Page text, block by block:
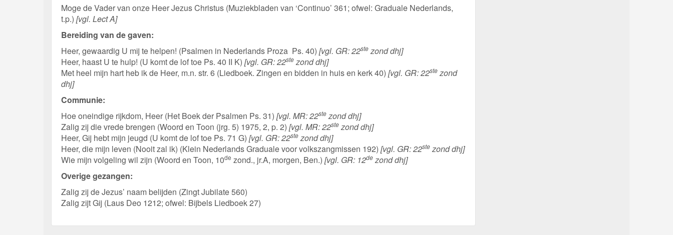
Moge de Vader van onze Heer Jezus Christus (Muziekbladen van ‘Continuo’ 361; ofwel: Graduale Nederlands,
t.p.) [vgl. Lect A]
Bereiding van de gaven:
Heer, gewaardig U mij te helpen! (Psalmen in Nederlands Proza Ps. 40) [vgl. GR: 22stezond dhj]
Heer, haast U te hulp! (U komt de lof toe Ps. 40 II K) [vgl. GR: 22stezond dhj]
Met heel mijn hart heb ik de Heer, m.n. str. 6 (Liedboek. Zingen en bidden in huis en kerk 40) [vgl. GR: 22stezond
dhj]
Communie:
Hoe oneindige rijkdom, Heer (Het Boek der Psalmen Ps. 31) [vgl. MR: 22stezond dhj]
Zalig zij die vrede brengen (Woord en Toon (jrg. 5) 1975, 2, p. 2) [vgl. MR: 22stezond dhj]
Heer, Gij hebt mijn jeugd (U komt de lof toe Ps. 71 G) [vgl. GR: 22stezond dhj]
Heer, die mijn leven (Nooit zal ik) (Klein Nederlands Graduale voor volkszangmissen 192) [vgl. GR: 22stezond dhj]
Wie mijn volgeling wil zijn (Woord en Toon, 10de zond., jr.A, morgen, Ben.) [vgl. GR: 12dezond dhj]
Overige gezangen:
Zalig zij de Jezus’ naam belijden (Zingt Jubilate 560)
Zalig zijt Gij (Laus Deo 1212; ofwel: Bijbels Liedboek 27)